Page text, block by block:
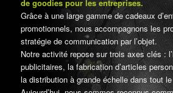
de goodies pour les entreprises.
Grâce à une large gamme de cadeaux
promotionnels, nous accompagnons les
stratégie de communication par l’objet.
Notre activité repose sur trois axes clés :
publicitaires, la fabrication d’articles
la distribution à grande échelle dans tout